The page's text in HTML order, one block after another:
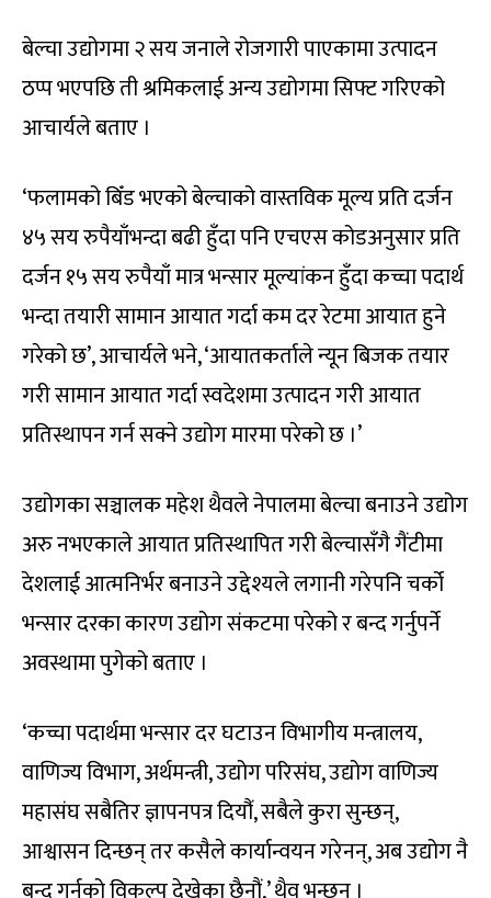
बेल्चा उद्योगमा २ सय जनाले रोजगारी पाएकामा उत्पादन
ठप्प भएपछि ती श्रमिकलाई अन्य उद्योगमा सिफ्ट गरिएको
आचार्यले बताए ।
‘फलामको बिँड भएको बेल्चाको वास्तविक मूल्य प्रति दर्जन
४५ सय रुपैयाँभन्दा बढी हुँदा पनि एचएस कोडअनुसार प्रति
दर्जन १५ सय रुपैयाँ मात्र भन्सार मूल्यांकन हुँदा कच्चा पदार्थ
भन्दा तयारी सामान आयात गर्दा कम दर रेटमा आयात हुने
गरेको छ’, आचार्यले भने, ‘आयातकर्ताले न्यून बिजक तयार
गरी सामान आयात गर्दा स्वदेशमा उत्पादन गरी आयात
प्रतिस्थापन गर्न सक्ने उद्योग मारमा परेको छ ।’
उद्योगका सञ्चालक महेश थैवले नेपालमा बेल्चा बनाउने उद्योग
अरु नभएकाले आयात प्रतिस्थापित गरी बेल्चासँगै गैंटीमा
देशलाई आत्मनिर्भर बनाउने उद्देश्यले लगानी गरेपनि चर्को
भन्सार दरका कारण उद्योग संकटमा परेको र बन्द गर्नुपर्ने
अवस्थामा पुगेको बताए ।
‘कच्चा पदार्थमा भन्सार दर घटाउन विभागीय मन्त्रालय,
वाणिज्य विभाग, अर्थमन्त्री, उद्योग परिसंघ, उद्योग वाणिज्य
महासंघ सबैतिर ज्ञापनपत्र दियौंं, सबैले कुरा सुन्छन्,
आश्वासन दिन्छन् तर कसैले कार्यान्वयन गरेनन्, अब उद्योग नै